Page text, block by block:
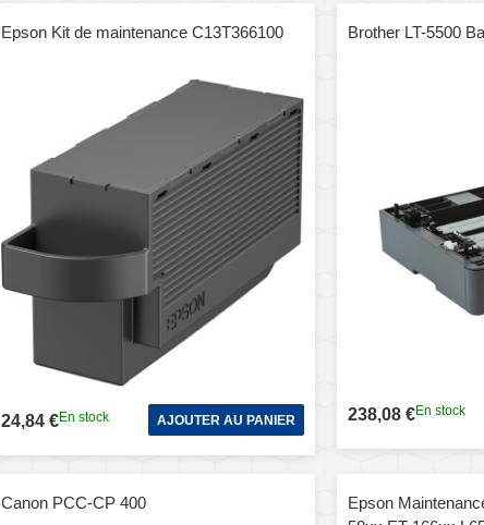
Epson Kit de maintenance C13T366100
24,84 €En stock AJOUTER AU PANIER
Brother LT-5500
238,08 €En stock
Canon PCC-CP 400
Epson